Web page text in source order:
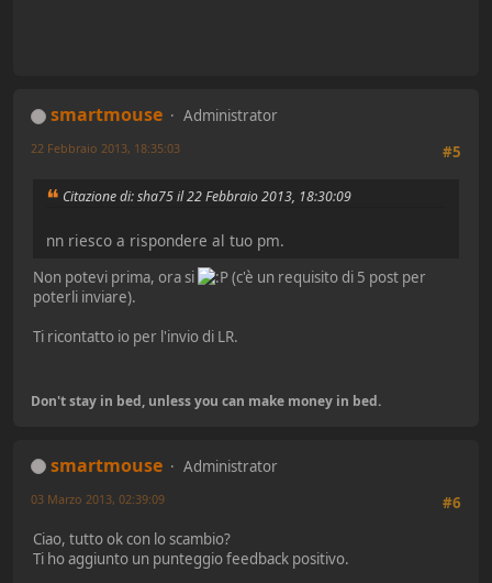
smartmouse
Administrator
#5
22 Febbraio 2013, 18:35:03
Citazione di: sha75 il 22 Febbraio 2013, 18:30:09
nn riesco a rispondere al tuo pm.
Non potevi prima, ora si
(c'è un requisito di 5 post per
poterli inviare).
Ti ricontatto io per l'invio di LR.
Don't stay in bed, unless you can make money in bed.
smartmouse
Administrator
#6
03 Marzo 2013, 02:39:09
Ciao, tutto ok con lo scambio?
Ti ho aggiunto un punteggio feedback positivo.